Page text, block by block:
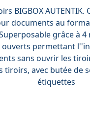
BIGBOX AUTENTIK.
documents au
grâce à 4
ouverts permettant
sans ouvrir les
tiroirs, avec butée de
étiquettes